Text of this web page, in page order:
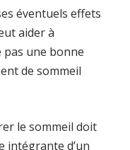
éventuels effets
aider à
pas une bonne
de sommeil
le sommeil doit
intégrante d’un